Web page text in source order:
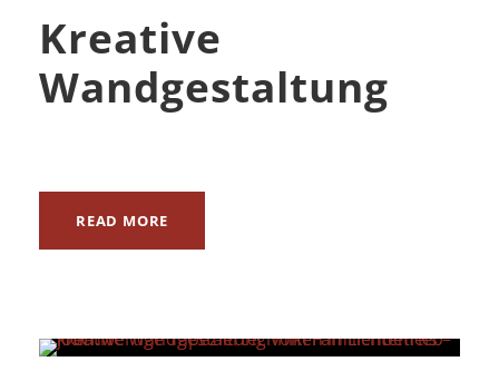
Kreative
Wandgestaltung
READ MORE